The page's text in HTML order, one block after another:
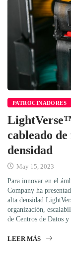
PATROCINADORES
cableado
densidad
May 15, 2023
Para innovar en el
Company ha
alta densidad
organización,
de Centros de Datos
LEER MÁS